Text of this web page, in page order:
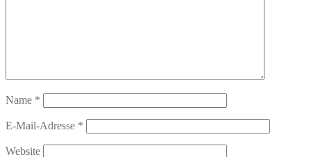
Name *
E-Mail-Adresse *
Website